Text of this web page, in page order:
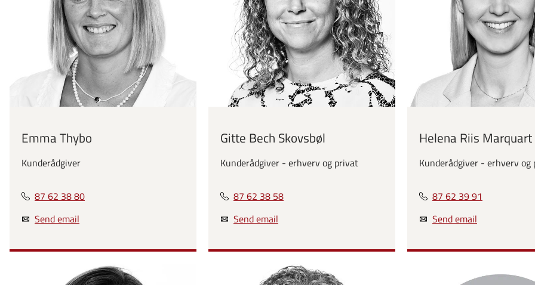
Emma Thybo
Kunderådgiver
87 62 38 80
Send email
Gitte Bech Skovsbøl
Kunderådgiver - erhverv og privat
87 62 38 58
Send email
Helena Riis Marquart
Kunderådgiver - erhverv og
87 62 39 91
Send email